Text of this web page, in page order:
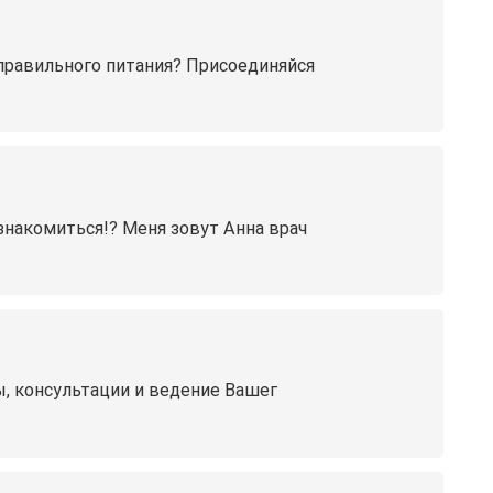
питания? Присоединяйся
Меня зовут Анна врач
консультации и ведение Вашег